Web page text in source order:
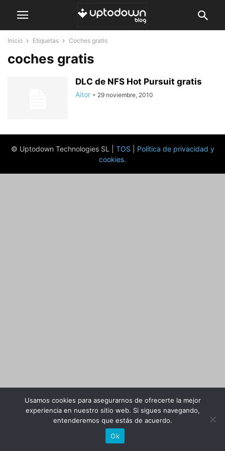
Inicio Etiquetas Coches gratis
coches gratis
DLC de NFS Hot Pursuit gratis
Aitor - 29 noviembre, 2010
© Uptodown Technologies SL | TOS
Política de privacidad y
cookies.
Usamos cookies para asegurarnos de ofrecerte la mejor
experiencia en nuestro sitio web. Si sigues navegando,
entenderemos que estás de acuerdo.
Ok